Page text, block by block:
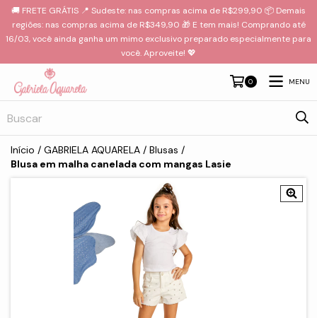
🚚 FRETE GRÁTIS 📍 Sudeste: nas compras acima de R$299,90 📦 Demais
regiões: nas compras acima de R$349,90 🎁 E tem mais! Comprando até
16/03, você ainda ganha um mimo exclusivo preparado especialmente para
você. Aproveite! 💖
0 MENU
Início / GABRIELA AQUARELA / Blusas /
Blusa em malha canelada com mangas Lasie